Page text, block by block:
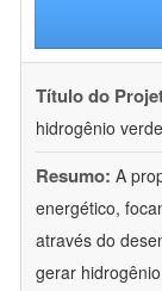
Título do
hidrogênio
Resumo: A
energético,
através do
gerar